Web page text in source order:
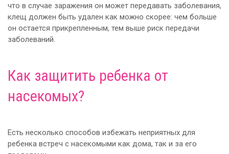
что в случае заражения он может передавать заболевания,
клещ должен быть удален как можно скорее: чем больше
он остается прикрепленным, тем выше риск передачи
заболеваний.
Как защитить ребенка от
насекомых?
Есть несколько способов избежать неприятных для
ребенка встреч с насекомыми как дома, так и за его